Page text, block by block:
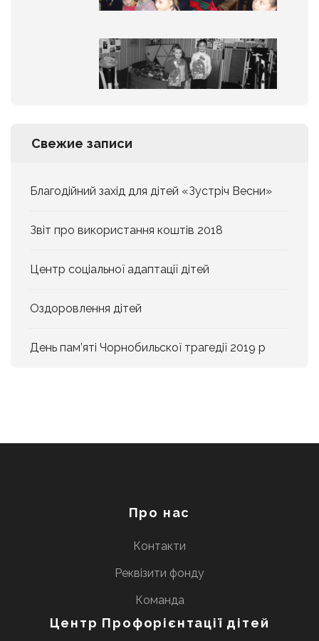
Свежие записи
Благодійний захід для дітей «Зустріч Весни»
Звіт про використання коштів 2018
Центр соціальної адаптації дітей
Оздоровлення дітей
День пам’яті Чорнобильскої трагедії 2019 р
Про нас
Контакти
Реквізити фонду
Команда
Центр Профорієнтації дітей